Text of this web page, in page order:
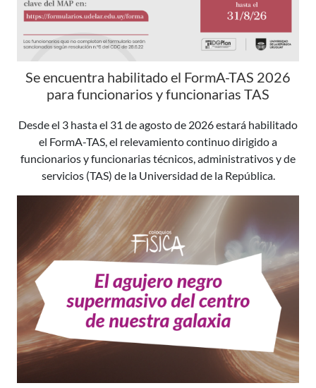
Se encuentra habilitado el FormA-TAS 2026
para funcionarios y funcionarias TAS
Desde el 3 hasta el 31 de agosto de 2026 estará habilitado
el FormA-TAS, el relevamiento continuo dirigido a
funcionarios y funcionarias técnicos, administrativos y de
servicios (TAS) de la Universidad de la República.